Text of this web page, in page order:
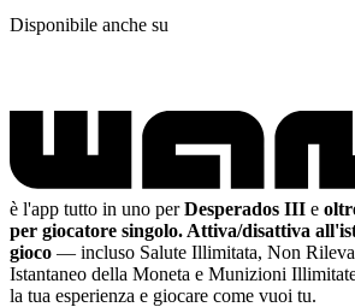
Disponibile anche su
è l'app tutto in uno perDesperados III e
per giocatore singolo. Attiva/disattiva
gioco — incluso Salute Illimitata, Non
Istantaneo della Moneta e Munizioni
la tua esperienza e giocare come vuoi tu.